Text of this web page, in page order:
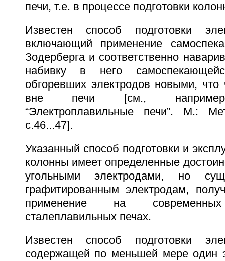
печи, т.е. в процессе подготовки
Известен способ подготовки
включающий применение
Зодерберга и соответственно
набивку в него
обгоревших электродов новыми,
вне печи [см., например,
“Электроплавильные печи”. М.:
с.46...47].
Указанный способ подготовки и
колонны имеет определенные
угольными электродами, но
графитированным электродам,
применение на современных
сталеплавильных печах.
Известен способ подготовки
содержащей по меньшей мере один